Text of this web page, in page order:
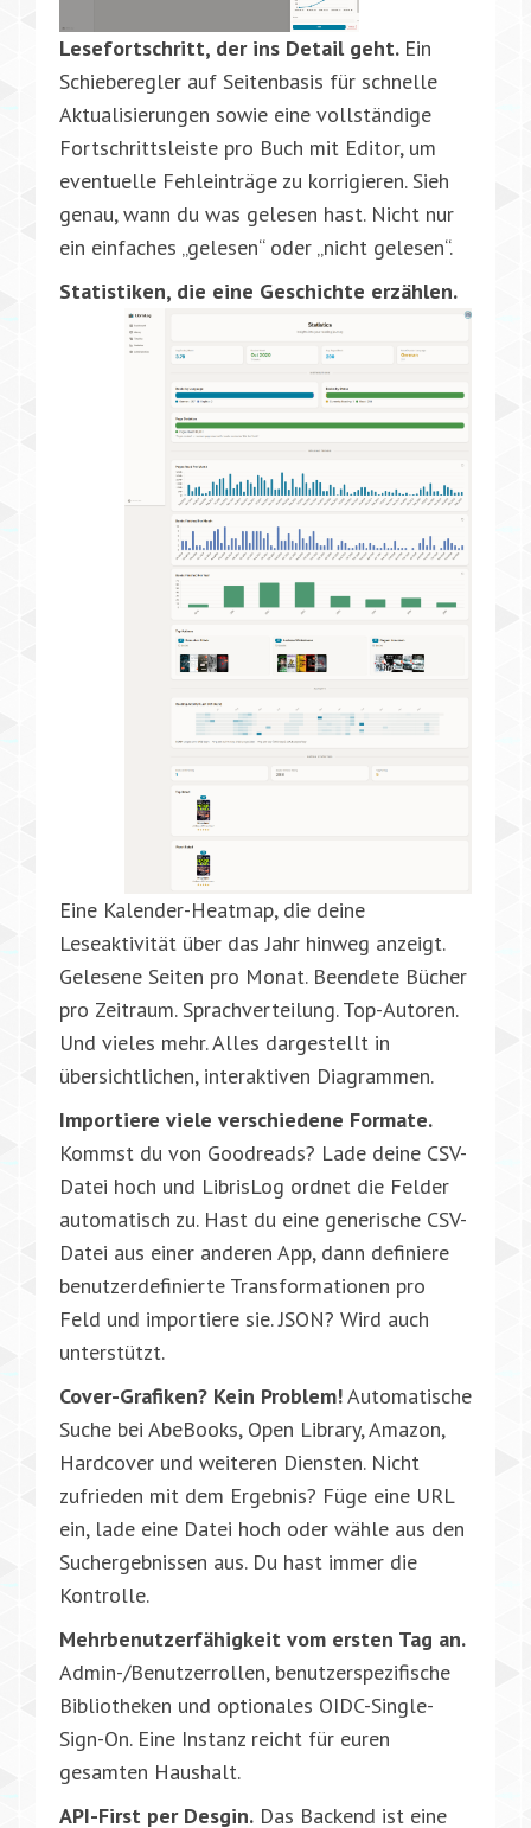
Lesefortschritt, der ins Detail geht. Ein
Schieberegler auf Seitenbasis für schnelle
Aktualisierungen sowie eine vollständige
Fortschrittsleiste pro Buch mit Editor, um
eventuelle Fehleinträge zu korrigieren. Sieh
genau, wann du was gelesen hast. Nicht nur
ein einfaches „gelesen“ oder „nicht gelesen“.
Statistiken, die eine Geschichte erzählen.
Eine Kalender-Heatmap, die deine
Leseaktivität über das Jahr hinweg anzeigt.
Gelesene Seiten pro Monat. Beendete Bücher
pro Zeitraum. Sprachverteilung. Top-Autoren.
Und vieles mehr. Alles dargestellt in
übersichtlichen, interaktiven Diagrammen.
Importiere viele verschiedene Formate.
Kommst du von Goodreads? Lade deine CSV-
Datei hoch und LibrisLog ordnet die Felder
automatisch zu. Hast du eine generische CSV-
Datei aus einer anderen App, dann definiere
benutzerdefinierte Transformationen pro
Feld und importiere sie. JSON? Wird auch
unterstützt.
Cover-Grafiken? Kein Problem!Automatische
Suche bei AbeBooks, Open Library, Amazon,
Hardcover und weiteren Diensten. Nicht
zufrieden mit dem Ergebnis? Füge eine URL
ein, lade eine Datei hoch oder wähle aus den
Suchergebnissen aus. Du hast immer die
Kontrolle.
Mehrbenutzerfähigkeit vom ersten Tag an.
Admin-/Benutzerrollen, benutzerspezifische
Bibliotheken und optionales OIDC-Single-
Sign-On. Eine Instanz reicht für euren
gesamten Haushalt.
API-First per Desgin. Das Backend ist eine